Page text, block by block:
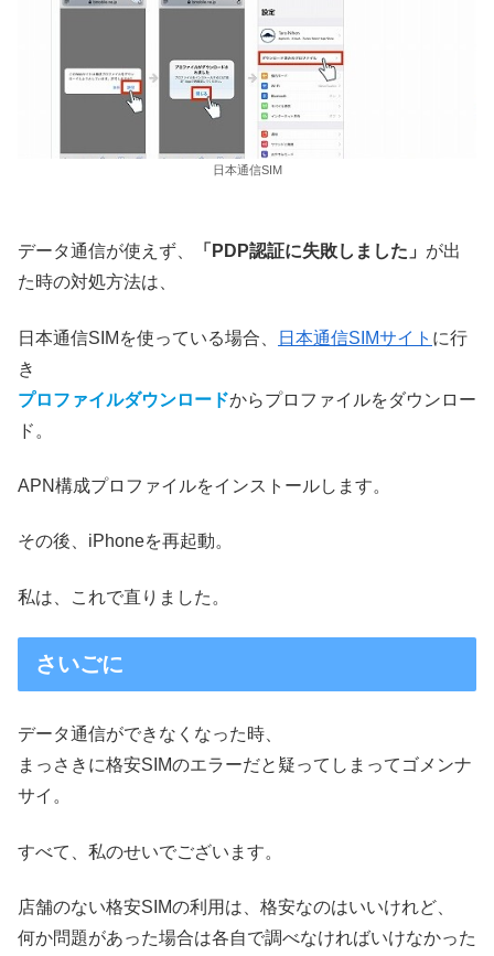
日本通信SIM
データ通信が使えず、 「PDP認証に失敗しました」 が出
た時の対処方法は、
日本通信SIMを使っている場合、 日本通信SIMサイト に行
き
プロファイルダウンロードからプロファイルをダウンロー
ド。
APN構成プロファイルをインストールします。
その後、iPhoneを再起動。
私は、これで直りました。
さいごに
データ通信ができなくなった時、
まっさきに格安SIMのエラーだと疑ってしまってゴメンナ
サイ。
すべて、私のせいでございます。
店舗のない格安SIMの利用は、格安なのはいいけれど、
何か問題があった場合は各自で調べなければいけなかった